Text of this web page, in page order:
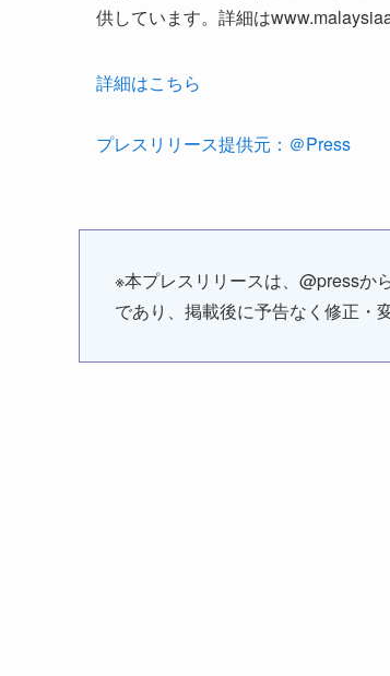
供しています。詳細は
詳細はこちら
プレスリリース提供元：＠Press
※本プレスリリースは、@pressか
であり、掲載後に予告なく修正・